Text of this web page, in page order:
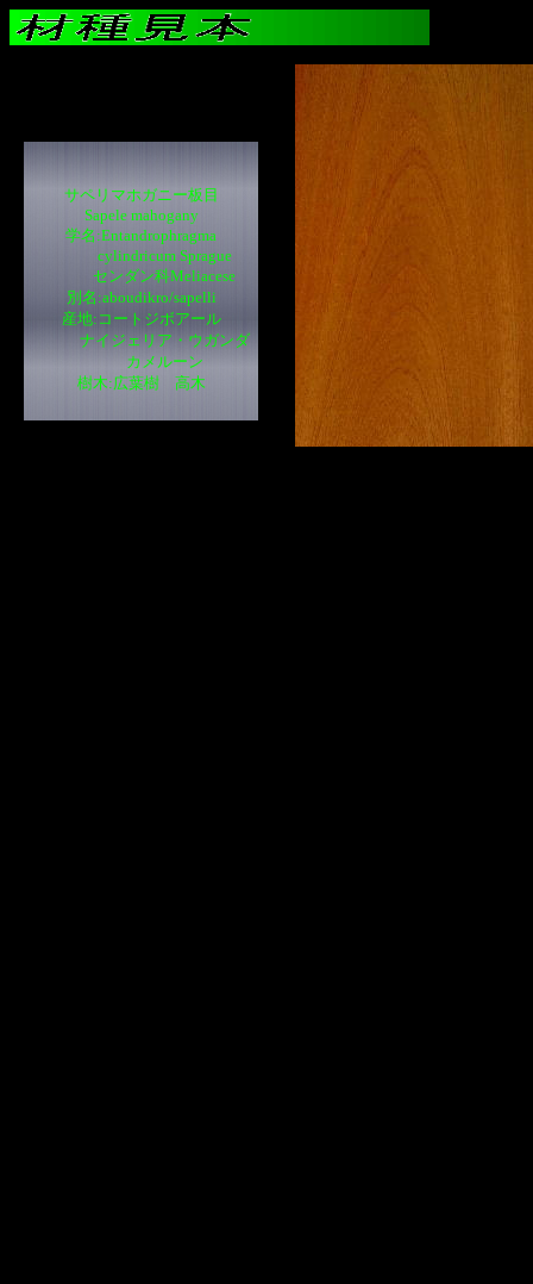
サペリマホガニー板目
Sapele mahogany
学名:Entandrophragma
cylindricum Sprague
センダン科Meliacese
別名:aboudikro/sapelli
産地:コートジボアール
ナイジェリア・ウガンダ
カメルーン
樹木:広葉樹 高木